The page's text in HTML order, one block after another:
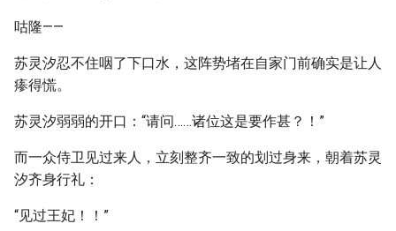
咕隆——
苏灵汐忍不住咽了下口水，这阵势堵在自家门前确实是让人
瘆得慌。
苏灵汐弱弱的开口：“请问……诸位这是要作甚？！”
而一众侍卫见过来人，立刻整齐一致的划过身来，朝着苏灵
汐齐身行礼：
“见过王妃！！”